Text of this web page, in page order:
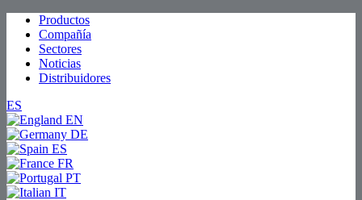
Productos
Compañía
Sectores
Noticias
Distribuidores
ES
EN
DE
ES
FR
PT
IT